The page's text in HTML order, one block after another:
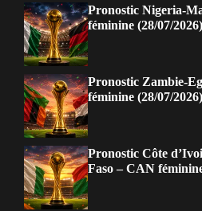
Pronostic Nigeria-
féminine (28/07/2026)
Pronostic Zambie-
féminine (28/07/2026)
Pronostic Côte
Faso – CAN